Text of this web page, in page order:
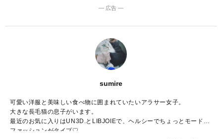
― 広告 ―
sumire
可愛い洋服と美味しい食べ物に囲まれていたいアラサー女子。
大きな長毛猫の息子がいます。
最近のお気に入りはUN3D.とLIBJOIEで、ヘルシーでちょっとモードな
ファッションがタイプ♡